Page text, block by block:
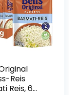
Reis
Reis, 6